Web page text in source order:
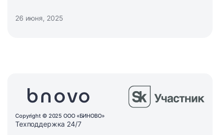
26 июня, 2025
Copyright © 2025 ООО «БИНОВО»
Техподдержка 24/7